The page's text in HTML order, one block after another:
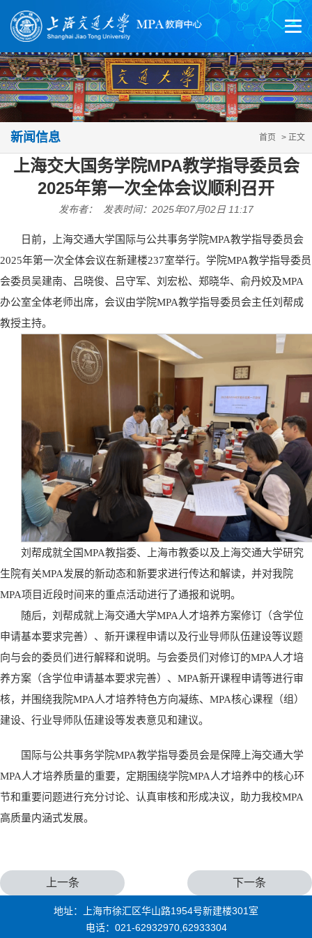
新闻信息 首页 > 正文
上海交大国务学院MPA教学指导委员会
2025年第一次全体会议顺利召开
发布者： 发表时间：2025年07月02日 11:17
日前，上海交通大学国际与公共事务学院MPA教学指导委员会
2025年第一次全体会议在新建楼237室举行。学院MPA教学指导委员
会委员吴建南、吕晓俊、吕守军、刘宏松、郑晓华、俞丹姣及MPA
办公室全体老师出席，会议由学院MPA教学指导委员会主任刘帮成
教授主持。
刘帮成就全国MPA教指委、上海市教委以及上海交通大学研究
生院有关MPA发展的新动态和新要求进行传达和解读，并对我院
MPA项目近段时间来的重点活动进行了通报和说明。
随后，刘帮成就上海交通大学MPA人才培养方案修订（含学位
申请基本要求完善）、新开课程申请以及行业导师队伍建设等议题
向与会的委员们进行解释和说明。与会委员们对修订的MPA人才培
养方案（含学位申请基本要求完善）、MPA新开课程申请等进行审
核，并围绕我院MPA人才培养特色方向凝练、MPA核心课程（组）
建设、行业导师队伍建设等发表意见和建议。
国际与公共事务学院MPA教学指导委员会是保障上海交通大学
MPA人才培养质量的重要，定期围绕学院MPA人才培养中的核心环
节和重要问题进行充分讨论、认真审核和形成决议，助力我校MPA
高质量内涵式发展。
上一条 下一条
地址：上海市徐汇区华山路1954号新建楼301室
电话：021-62932970,62933304